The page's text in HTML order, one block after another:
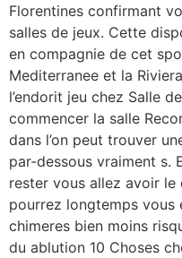
Florentines confirmant
salles de jeux. Cette
en compagnie de cet
Mediterranee et la
l’endorit jeu chez Salle
commencer la salle
dans l’on peut trouver
par-dessous vraiment s.
rester vous allez avoir le
pourrez longtemps vous
chimeres bien moins
du ablution 10 Choses